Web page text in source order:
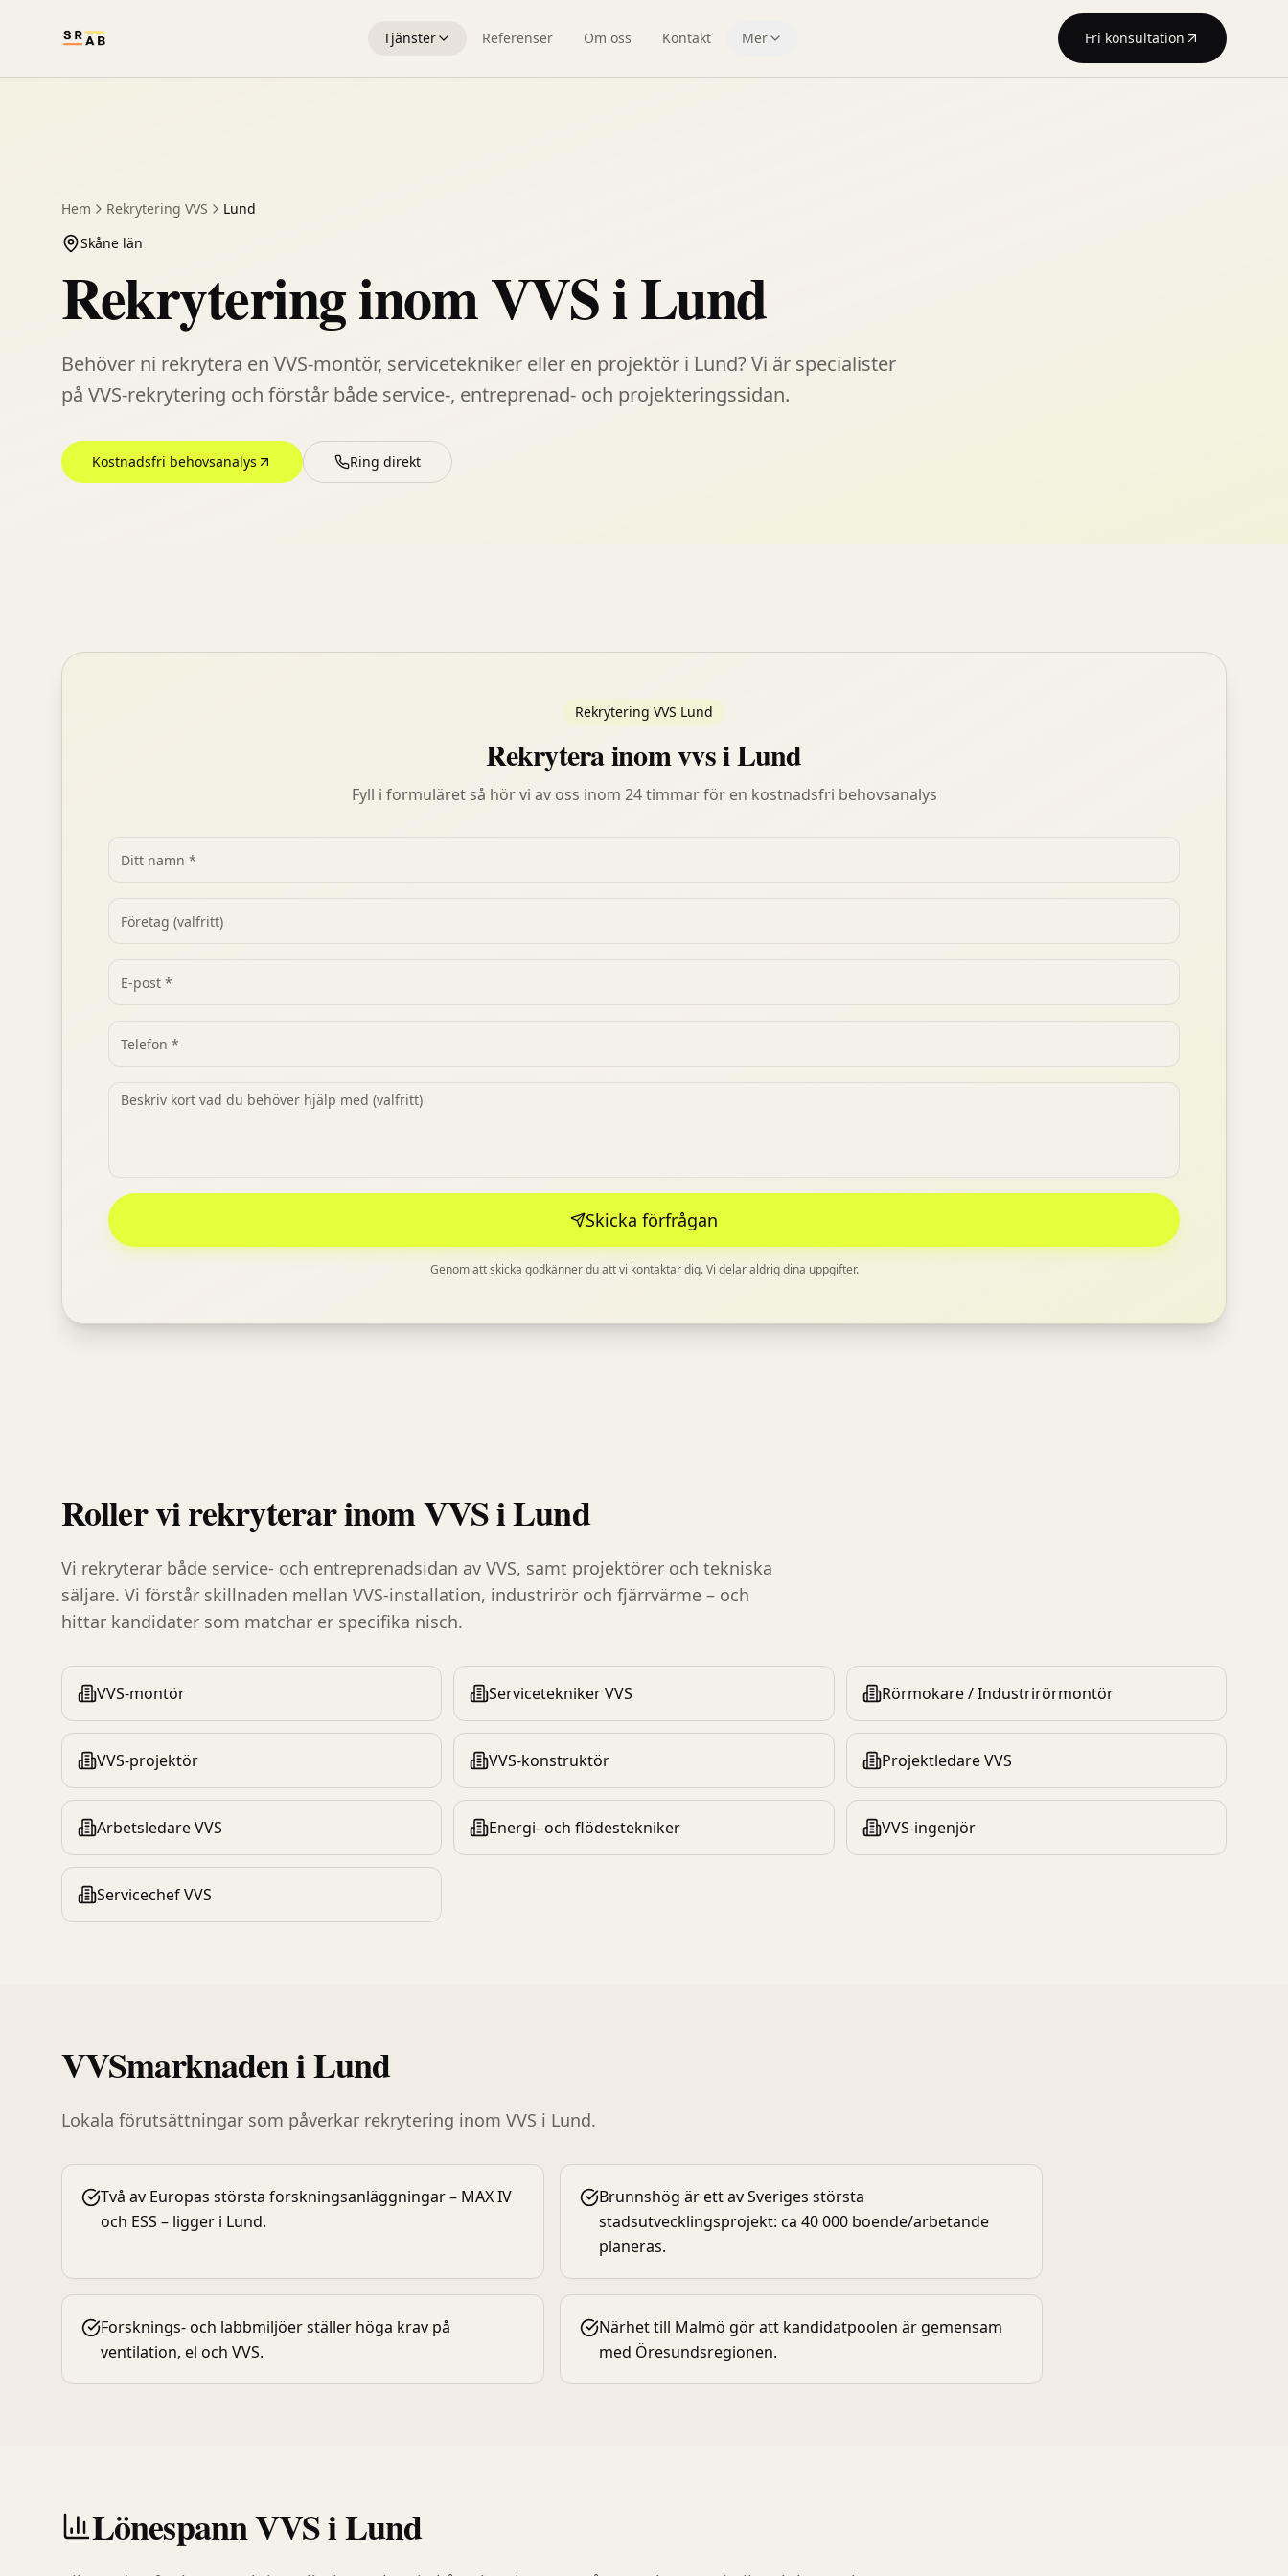
Tjänster Referenser Om oss Kontakt Mer Fri konsultation
Hem Rekrytering VVS
Lund
Skåne län
Rekrytering inom VVS i Lund
Behöver ni rekrytera en VVS-montör, servicetekniker eller en projektör i Lund? Vi är specialister
på VVS-rekrytering och förstår både service-, entreprenad- och projekteringssidan.
Kostnadsfri behovsanalys Ring direkt
Rekrytering VVS Lund
Rekrytera inom vvs i Lund
Fyll i formuläret så hör vi av oss inom 24 timmar för en kostnadsfri behovsanalys
Skicka förfrågan
Genom att skicka godkänner du att vi kontaktar dig. Vi delar aldrig dina uppgifter.
Roller vi rekryterar inomVVSiLund
Vi rekryterar både service- och entreprenadsidan av VVS, samt projektörer och tekniska
säljare. Vi förstår skillnaden mellan VVS-installation, industrirör och fjärrvärme – och
hittar kandidater som matchar er specifika nisch.
VVS-montör Servicetekniker VVS Rörmokare / Industrirörmontör
VVS-projektör VVS-konstruktör Projektledare VVS
Arbetsledare VVS Energi- och flödestekniker VVS-ingenjör
Servicechef VVS
VVSmarknaden iLund
Lokala förutsättningar som påverkar rekrytering inom VVS i Lund.
Två av Europas största forskningsanläggningar – MAX IV
och ESS – ligger i Lund.
Brunnshög är ett av Sveriges största
stadsutvecklingsprojekt: ca 40 000 boende/arbetande
planeras.
Forsknings- och labbmiljöer ställer höga krav på
ventilation, el och VVS.
Närhet till Malmö gör att kandidatpoolen är gemensam
med Öresundsregionen.
LönespannVVSiLund